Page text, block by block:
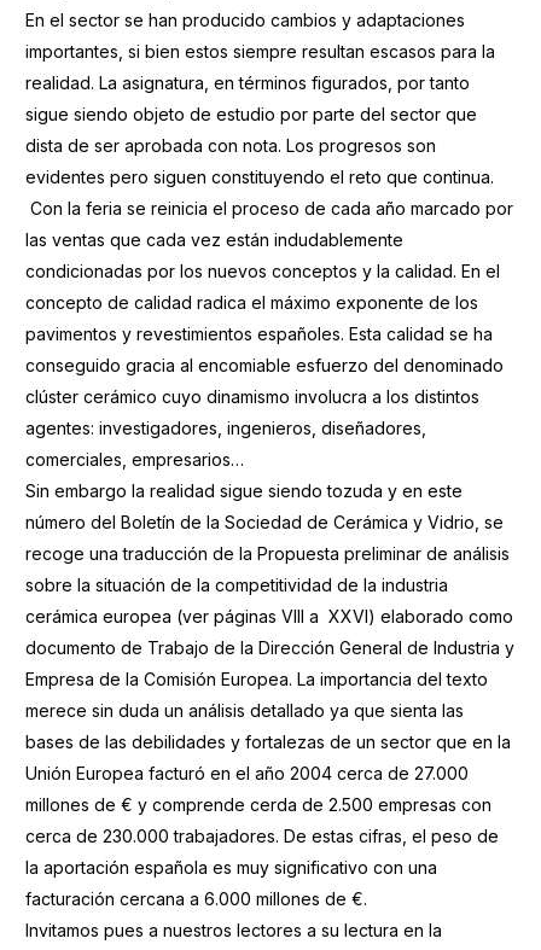
En el sector se han producido cambios y adaptaciones
importantes, si bien estos siempre resultan escasos para la
realidad. La asignatura, en términos figurados, por tanto
sigue siendo objeto de estudio por parte del sector que
dista de ser aprobada con nota. Los progresos son
evidentes pero siguen constituyendo el reto que continua.
Con la feria se reinicia el proceso de cada año marcado por
las ventas que cada vez están indudablemente
condicionadas por los nuevos conceptos y la calidad. En el
concepto de calidad radica el máximo exponente de los
pavimentos y revestimientos españoles. Esta calidad se ha
conseguido gracia al encomiable esfuerzo del denominado
clúster cerámico cuyo dinamismo involucra a los distintos
agentes: investigadores, ingenieros, diseñadores,
comerciales, empresarios…
Sin embargo la realidad sigue siendo tozuda y en este
número del Boletín de la Sociedad de Cerámica y Vidrio, se
recoge una traducción de la Propuesta preliminar de análisis
sobre la situación de la competitividad de la industria
cerámica europea (ver páginas VIII a XXVI) elaborado como
documento de Trabajo de la Dirección General de Industria y
Empresa de la Comisión Europea. La importancia del texto
merece sin duda un análisis detallado ya que sienta las
bases de las debilidades y fortalezas de un sector que en la
Unión Europea facturó en el año 2004 cerca de 27.000
millones de € y comprende cerda de 2.500 empresas con
cerca de 230.000 trabajadores. De estas cifras, el peso de
la aportación española es muy significativo con una
facturación cercana a 6.000 millones de €.
Invitamos pues a nuestros lectores a su lectura en la